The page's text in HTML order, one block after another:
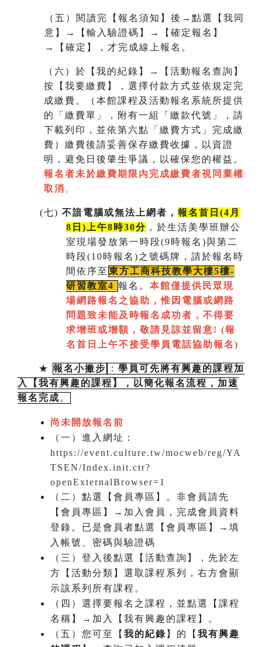
（五）閱讀完【報名須知】後→點選【我同
意】→【輸入驗證碼】→【確定報名】
→【確定】，才完成線上報名。
（六）於【我的紀錄】→【活動報名查詢】
按【我要繳費】，選擇付款方式並依規定完
成繳費。（本館課程及活動報名系統所提供
的「繳費單」，附有一組
「繳款代號」，請
下載列印，並依第六點「繳費方式」完成繳
費）繳費後請妥善保存繳費收據，以資證
明，避免日後肇生爭議，以確保您的權益。
報名者未於繳費期限內完成繳費者視同棄權
取消 。
(七) 不諳電腦或無法上網者， 報名首日(4月
8日)上午8時30分 ，於生活美學班辦公
室現場發放第一時段(9時報名)與第二
時段(10時報名)之號碼牌，請於報名時
間依序至 東方工商科技教學大樓5樓-
研習教室4 報名。本館僅提供民眾現
場網路報名之協助，惟因電腦或網路
問題致未能及時報名成功者，不得要
求增班或增額，敬請見諒並留意! (報
名首日上午不接受學員電話協助報名)
★ 報名小撇步 ： 學員可先將有興趣的課程加
入【我有興趣的課程】，以簡化報名流程，加速
報名完成 。
尚未開放報名前
（一）進入網址：
https://event.culture.tw/mocweb/reg/YA
TSEN/Index.init.ctr?
openExternalBrowser=1
（二）點選【會員專區】。非會員請先
【會員專區】→加入會員，完成會員資料
登錄。已是會員者點選【會員專區】→填
入帳號、密碼與驗證碼
（三）登入後點選【活動查詢】，先於左
方【活動分類】選取課程系列，右方會顯
示該系列所有課程。
（四）選擇要報名之課程，並點選【課程
名稱】→加入【我有興趣的課程】。
（五）您可至【 我的紀錄 】的【 我有興趣